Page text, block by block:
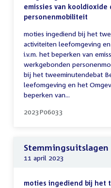
emissies van
personenmobiliteit
moties ingediend bij het
activiteiten leefomgeving
i.v.m. het beperken van
werkgebonden
bij het tweeminutendebat
leefomgeving en het
beperken van...
2023P06033
Stemmingsuitslagen
11 april 2023
moties ingediend bij het